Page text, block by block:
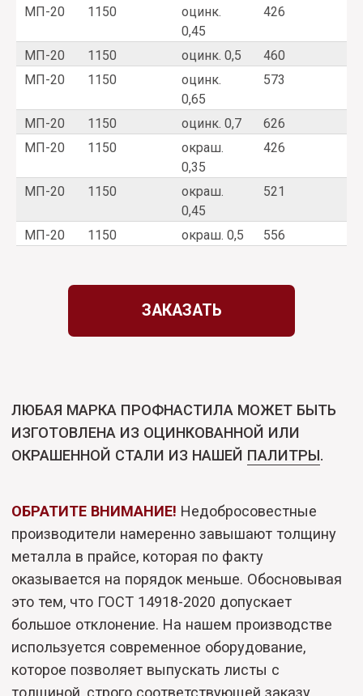
МП-20
1150
оцинк.
0,45
426
МП-20 1150 оцинк. 0,5
460
МП-20
1150
оцинк.
0,65
573
МП-20 1150 оцинк. 0,7
626
МП-20
1150
окраш.
0,35
426
МП-20 1150
окраш.
0,45
521
МП-20 1150 окраш. 0,5 556
это тем, что ГОСТ 14918-2020 допускает
большое отклонение. На нашем производстве
используется современное оборудование,
которое позволяет выпускать листы с
толщиной, строго соответствующей заказу.
ВАРИАНТЫ ПОЛИМЕРНОГО
ПОКРЫТИЯ
Изготавливаем профлисты следующих цветов:
красное вино, синий, зеленый, шоколад,
бежевый, графит, серый, белый.
цветопередачи.
Мы принимаем заказы на изготовление
Обращайтесь за бесплатной консультацией
В галерее представлены примеры нашего